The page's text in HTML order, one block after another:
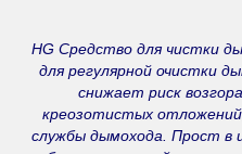
HG Средство для чистки
для регулярной очистки
снижает риск
креозотистых
службы дымохода. Прост в